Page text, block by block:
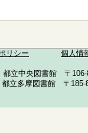
リシー 個人情
都立中央図書館 〒
都立多摩図書館 〒185-